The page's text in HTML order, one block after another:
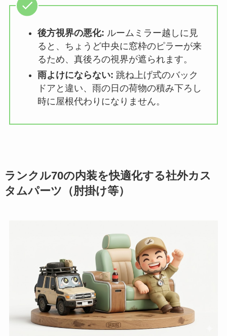
後方視界の悪化: ルームミラー越しに見
ると、ちょうど中央に窓枠のピラーが来
るため、真後ろの視界が遮られます。
雨よけにならない: 跳ね上げ式のバック
ドアと違い、雨の日の荷物の積み下ろし
時に屋根代わりになりません。
ランクル70の内装を快適化する社外カス
タムパーツ（肘掛け等）